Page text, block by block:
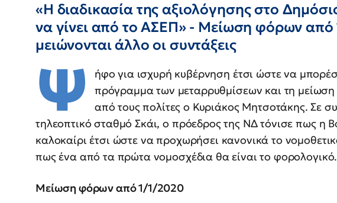
«Η διαδικασία της αξιολόγησης στο
να γίνει από το ΑΣΕΠ» - Μείωση φόρων
μειώνονται άλλο οι συντάξεις
Ψ
ήφο για ισχυρή κυβέρνηση έτσι ώστε να
πρόγραμμα των μεταρρυθμίσεων και τη μείωση
από τους πολίτες ο Κυριάκος Μητσοτάκης. Σε
τηλεοπτικό σταθμό Σκάι, ο πρόεδρος της ΝΔ τόνισε πως η
καλοκαίρι έτσι ώστε να προχωρήσει κανονικά το
πως ένα από τα πρώτα νομοσχέδια θα είναι το φορολογικό.
Μείωση φόρων από 1/1/2020